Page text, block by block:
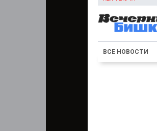
ВСЕ НОВОСТИ